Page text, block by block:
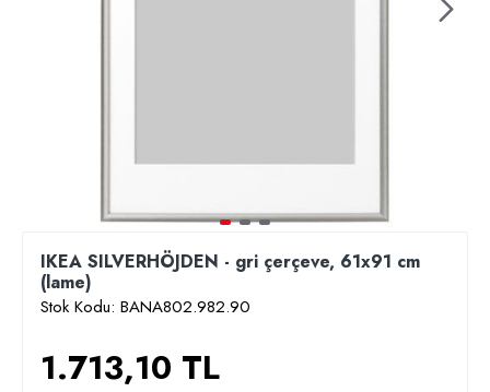
IKEA SILVERHÖJDEN - gri çerçeve, 61x91 cm
(lame)
Stok Kodu: BANA802.982.90
1.713,10 TL